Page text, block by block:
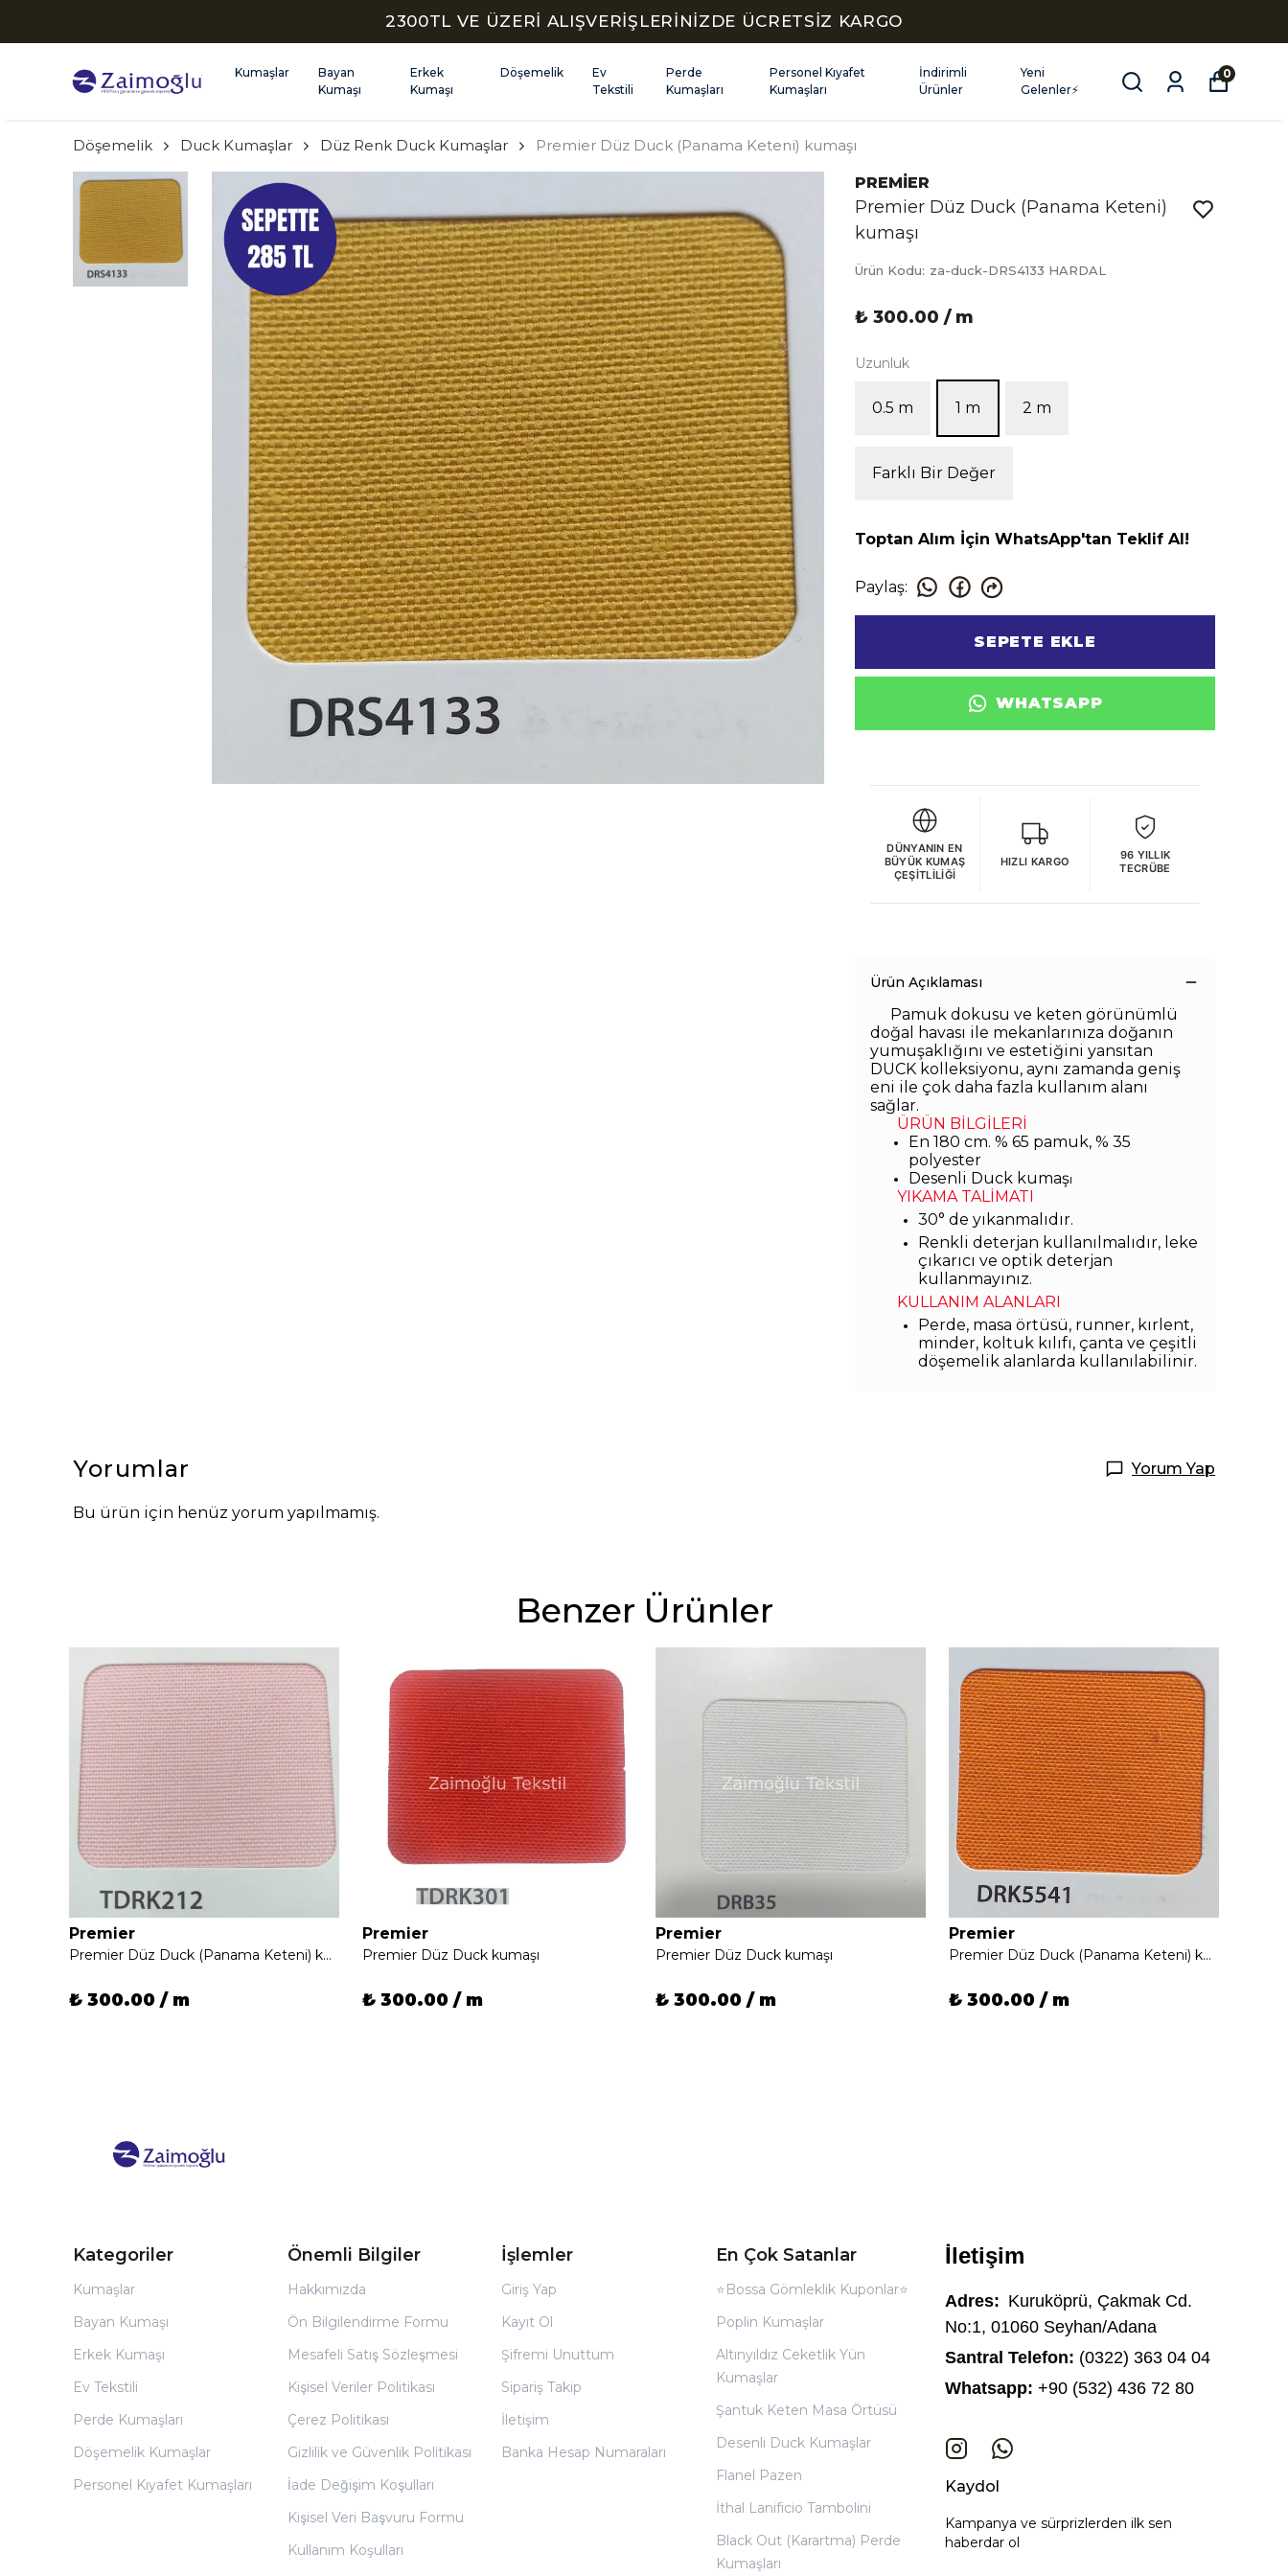
2300TL VE ÜZERİ ALIŞVERİŞLERİNİZDE ÜCRETSİZ KARGO
Kumaşlar
Bayan
Kumaşı
Erkek
Kumaşı
Döşemelik
Ev
Tekstili
Perde
Kumaşları
Personel Kıyafet
Kumaşları
İndirimli
Ürünler
Yeni
Gelenler⚡
0
Döşemelik Duck Kumaşlar Düz Renk Duck Kumaşlar Premier Düz Duck (Panama Keteni) kumaşı
PREMİER
Premier Düz Duck (Panama Keteni)
kumaşı
Ürün Kodu: za-duck-DRS4133 HARDAL
₺ 300.00 / m
Uzunluk
0.5 m 1 m 2 m
Farklı Bir Değer
Toptan Alım İçin WhatsApp'tan Teklif Al!
Paylaş:
SEPETE EKLE
WHATSAPP
DÜNYANIN EN
BÜYÜK KUMAŞ
ÇEŞITLILIĞI
HIZLI KARGO
96 YILLIK
TECRÜBE
Ürün Açıklaması
Pamuk dokusu ve keten görünümlü
doğal havası ile mekanlarınıza doğanın
yumuşaklığını ve estetiğini yansıtan
DUCK kolleksiyonu, aynı zamanda geniş
eni ile çok daha fazla kullanım alanı
sağlar.
ÜRÜN BİLGİLERİ
En 180 cm. % 65 pamuk, % 35
polyester
Desenli Duck kumaşı
YIKAMA TALİMATI
30° de yıkanmalıdır.
Renkli deterjan kullanılmalıdır, leke
çıkarıcı ve optik deterjan
kullanmayınız.
KULLANIM ALANLARI
Perde, masa örtüsü, runner, kırlent,
minder, koltuk kılıfı, çanta ve çeşitli
döşemelik alanlarda kullanılabilinir.
Yorumlar Yorum Yap
Bu ürün için henüz yorum yapılmamış.
Benzer Ürünler
Premier
Premier Düz Duck (Panama Keteni) kumaşı
₺ 300.00 / m
Premier
Premier Düz Duck kumaşı
₺ 300.00 / m
Premier
Premier Düz Duck kumaşı
₺ 300.00 / m
Premier
Premier Düz Duck (Panama Keteni) kumaşı
₺ 300.00 / m
Kategoriler
Kumaşlar
Bayan Kumaşı
Erkek Kumaşı
Ev Tekstili
Perde Kumaşları
Döşemelik Kumaşlar
Personel Kıyafet Kumaşları
Önemli Bilgiler
Hakkımızda
Ön Bilgilendirme Formu
Mesafeli Satış Sözleşmesi
Kişisel Veriler Politikası
Çerez Politikası
Gizlilik ve Güvenlik Politikası
İade Değişim Koşulları
Kişisel Veri Başvuru Formu
Kullanım Koşulları
İşlemler
Giriş Yap
Kayıt Ol
Şifremi Unuttum
Sipariş Takip
İletişim
Banka Hesap Numaraları
En Çok Satanlar
⭐Bossa Gömleklik Kuponlar⭐
Poplin Kumaşlar
Altınyıldız Ceketlik Yün
Kumaşlar
Şantuk Keten Masa Örtüsü
Desenli Duck Kumaşlar
Flanel Pazen
İthal Lanificio Tambolini
Black Out (Karartma) Perde
Kumaşları
İletişim
Adres: Kuruköprü, Çakmak Cd.
No:1, 01060 Seyhan/Adana
Santral Telefon: (0322) 363 04 04
Whatsapp: +90 (532) 436 72 80
Kaydol
Kampanya ve sürprizlerden ilk sen
haberdar ol